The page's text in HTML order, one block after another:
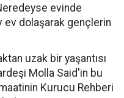
evinde
ev dolaşarak gençlerin
uzak bir yaşantısı
Molla Said'in bu
Kurucu Rehberi